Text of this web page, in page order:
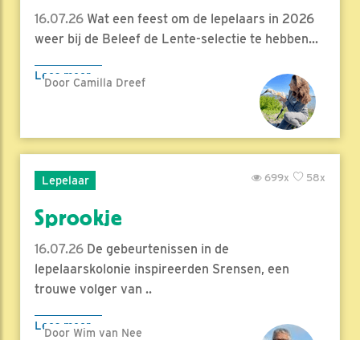
16.07.26 Wat een feest om de lepelaars in 2026
weer bij de Beleef de Lente-selectie te hebben...
Lees meer
Door Camilla Dreef
Lepelaar 58x
699x
Sprookje
16.07.26 De gebeurtenissen in de
lepelaarskolonie inspireerden Srensen, een
trouwe volger van ..
Lees meer
Door Wim van Nee